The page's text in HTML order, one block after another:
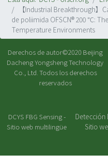
【Industrial Breakthrough
de poliimida OFSCN® 200 ℃:
Temperature Environments
Derechos de autor©2020 Beijing
Dacheng Yongsheng Technology
Co., Ltd. Todos los derechos
reservados
DCYS FBG Sensing -
Sitio web multilingüe
Detección
Sitio